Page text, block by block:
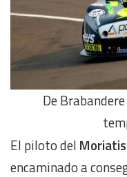
De
El piloto del
encaminado a